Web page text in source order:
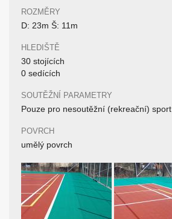
ROZMĚRY
D: 23m Š: 11m
HLEDIŠTĚ
30 stojících
0 sedících
SOUTĚŽNÍ PARAMETRY
Pouze pro nesoutěžní (rekreační) sport
POVRCH
umělý povrch